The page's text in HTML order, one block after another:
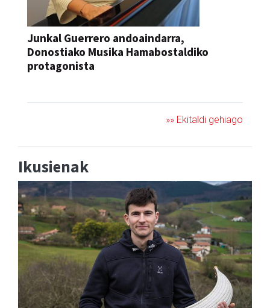
Junkal Guerrero andoaindarra,
Donostiako Musika Hamabostaldiko
protagonista
»» Ekitaldi gehiago
Ikusienak